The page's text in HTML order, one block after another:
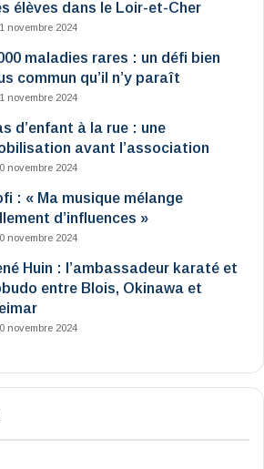
élèves dans le Loir-et-Cher
novembre 2024
maladies rares : un défi bien
commun qu’il n’y paraît
novembre 2024
d’enfant à la rue : une
avant l’association
novembre 2024
: « Ma musique mélange
d’influences »
novembre 2024
Huin : l’ambassadeur karaté et
entre Blois, Okinawa et
novembre 2024